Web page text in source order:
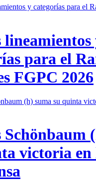
lineamientos
para el
FGPC 2026
victoria en